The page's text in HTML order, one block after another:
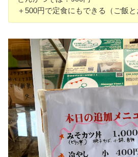
＋500円で定食にもできる（ご飯と